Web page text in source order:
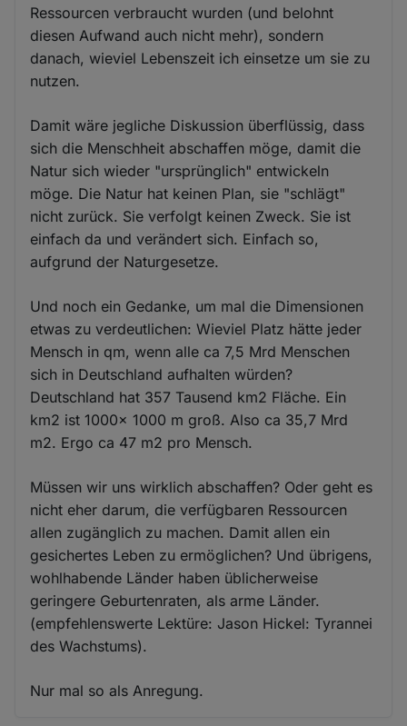
Ressourcen verbraucht wurden (und belohnt
diesen Aufwand auch nicht mehr), sondern
danach, wieviel Lebenszeit ich einsetze um sie zu
nutzen.
Damit wäre jegliche Diskussion überflüssig, dass
sich die Menschheit abschaffen möge, damit die
Natur sich wieder "ursprünglich" entwickeln
möge. Die Natur hat keinen Plan, sie "schlägt"
nicht zurück. Sie verfolgt keinen Zweck. Sie ist
einfach da und verändert sich. Einfach so,
aufgrund der Naturgesetze.
Und noch ein Gedanke, um mal die Dimensionen
etwas zu verdeutlichen: Wieviel Platz hätte jeder
Mensch in qm, wenn alle ca 7,5 Mrd Menschen
sich in Deutschland aufhalten würden?
Deutschland hat 357 Tausend km2 Fläche. Ein
km2 ist 1000x 1000 m groß. Also ca 35,7 Mrd
m2. Ergo ca 47 m2 pro Mensch.
Müssen wir uns wirklich abschaffen? Oder geht es
nicht eher darum, die verfügbaren Ressourcen
allen zugänglich zu machen. Damit allen ein
gesichertes Leben zu ermöglichen? Und übrigens,
wohlhabende Länder haben üblicherweise
geringere Geburtenraten, als arme Länder.
(empfehlenswerte Lektüre: Jason Hickel: Tyrannei
des Wachstums).
Nur mal so als Anregung.